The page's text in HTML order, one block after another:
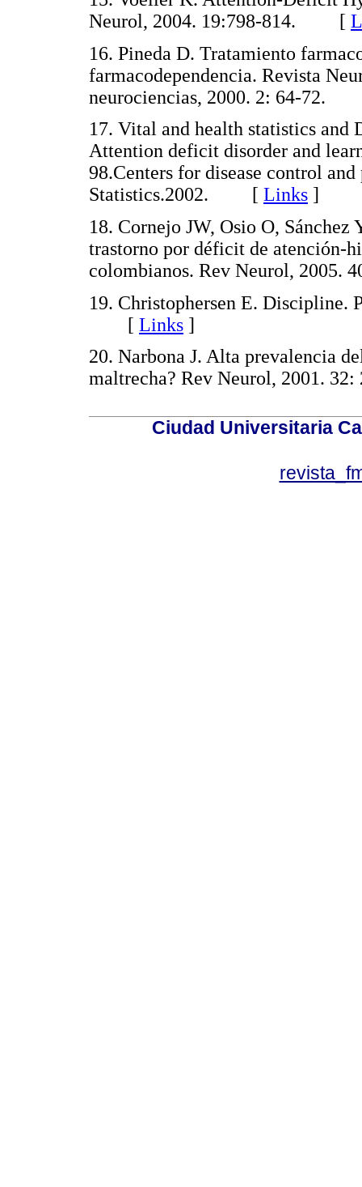
Neurol, 2004. 19:798-814. [
16. Pineda D. Tratamiento
farmacodependencia. Revista
neurociencias, 2000. 2: 64-
17. Vital and health statistics and
Attention deficit disorder and
98.Centers for disease control
Statistics.2002. [ Links ]
18. Cornejo JW, Osio O, Sánchez
trastorno por déficit de atención-
colombianos. Rev Neurol,
19. Christophersen E. Discipline.
[ Links ]
20. Narbona J. Alta prevalencia
maltrecha? Rev Neurol, 2001.
Ciudad Universitaria